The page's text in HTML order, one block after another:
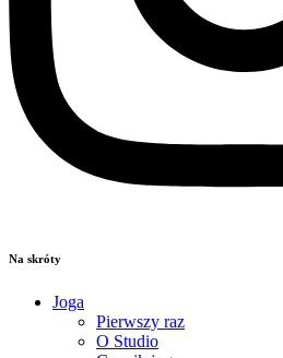
Na skróty
Joga
Pierwszy raz
O Studio